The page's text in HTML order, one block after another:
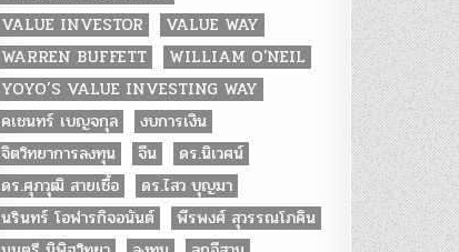
VALUE INVESTOR
VALUE WAY
WARREN BUFFETT
WILLIAM O'NEIL
YOYO’S VALUE INVESTING WAY
คเชนทร์ เบญจกุล
งบการเงิน
จิตวิทยาการลงทุน
จีน
ดร.นิเวศน์
ดร.ศุภวุฒิ สายเชื้อ
ดร.ไสว บุญมา
นรินทร์ โอฬารกิจอนันต์
พีรพงศ์ สุวรรณโภคิน